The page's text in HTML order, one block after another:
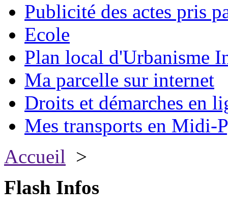
Publicité des actes pris
Ecole
Plan local d'Urbanisme
Ma parcelle sur internet
Droits et démarches en
Mes transports en Midi-
Accueil >
Flash Infos